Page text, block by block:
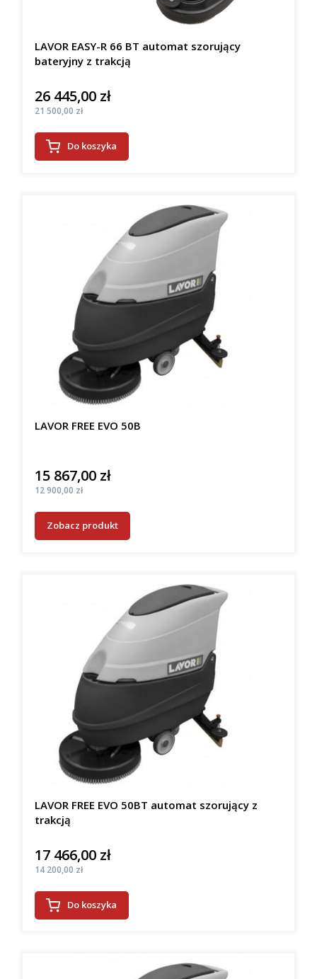
LAVOR EASY-R 66 BT automat szorujący
bateryjny z trakcją
Cena
26 445,00 zł
Cena
21 500,00 zł
Do koszyka
LAVOR FREE EVO 50B
Cena
15 867,00 zł
Cena
12 900,00 zł
Zobacz produkt
LAVOR FREE EVO 50BT automat szorujący z
trakcją
Cena
17 466,00 zł
Cena
14 200,00 zł
Do koszyka